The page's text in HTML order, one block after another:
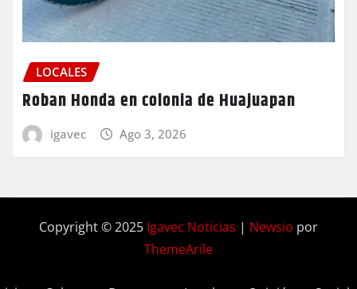
LOCALES
Roban Honda en colonia de Huajuapan
igavec Ago 3, 2026
Copyright © 2025 Igavec Noticias | Newsio por
ThemeArile